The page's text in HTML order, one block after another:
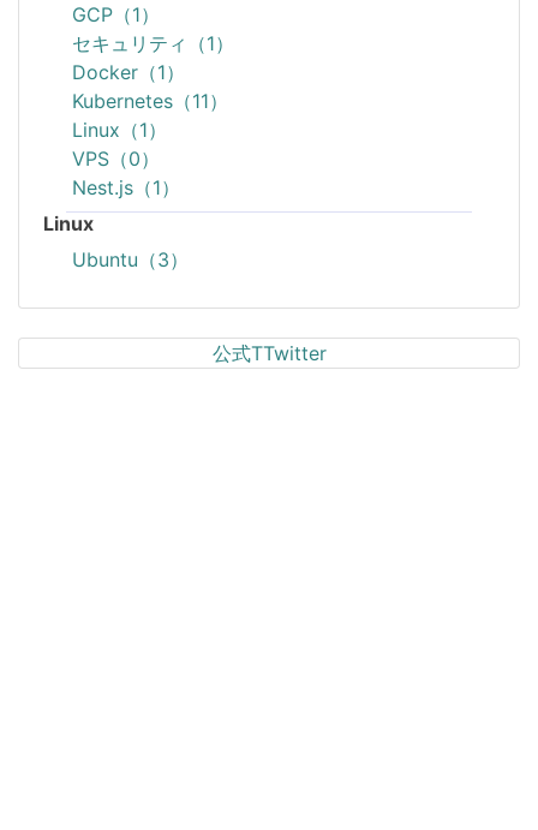
GCP（1）
セキュリティ（1）
Docker（1）
Kubernetes（11）
Linux（1）
VPS（0）
Nest.js（1）
Linux
Ubuntu（3）
公式TTwitter